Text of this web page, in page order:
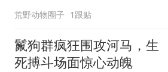
荒野动物圈子 1跟贴
鬣狗群疯狂围攻河马，生
死搏斗场面惊心动魄